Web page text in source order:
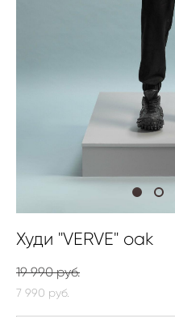
Худи "VERVE" oak
19 990 pуб.
7 990 pуб.